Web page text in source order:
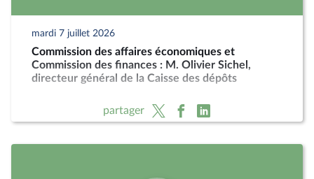
mardi 7 juillet 2026
Commission des affaires économiques et
Commission des finances : M. Olivier Sichel,
directeur général de la Caisse des dépôts
partager